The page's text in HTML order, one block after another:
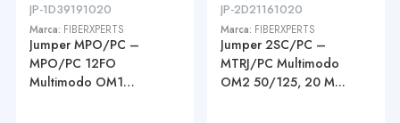
JP-1D39191020
Marca: FIBERXPERTS
Jumper MPO/PC –
MPO/PC 12FO
Multimodo OM1
JP-2D21161020
Marca: FIBERXPERTS
Jumper 2SC/PC –
MTRJ/PC Multimodo
OM2 50/125, 20 M...